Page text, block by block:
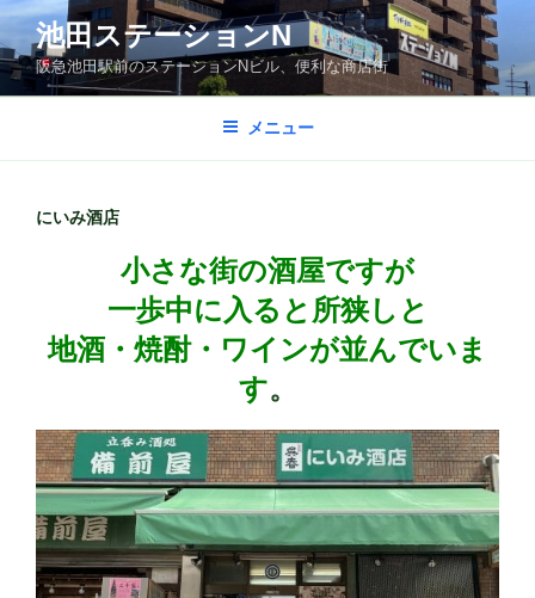
コ
ン
テ
ン
へ
池田ステーションN
阪急池田駅前のステーションNビル、便利な商店街
メニュー
にいみ酒店
小さな街の酒屋ですが
一歩中に入ると所狭しと
地酒・焼酎・ワインが並んでいま
す。